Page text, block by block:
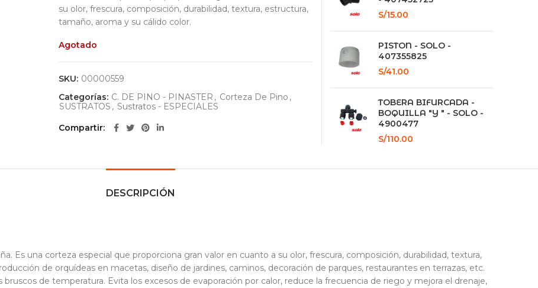
su olor, frescura, composición, durabilidad, textura, estructura,
tamaño, aroma y su cálido color.
Agotado
SKU: 00000559
Categorías: C. DE PINO - PINASTER , Corteza De Pino ,
SUSTRATOS , Sustratos - ESPECIALES
Compartir
S/15.00
PISTON - SOLO -
407355825
S/41.00
TOBERA BIFURCADA -
BOQUILLA "Y " - SOLO -
4900477
S/110.00
DESCRIPCIÓN
Es una corteza especial que proporciona gran valor en cuanto a su olor, frescura, composición, durabilidad, textura,
de orquídeas en macetas, diseño de jardines, caminos, decoración de parques, restaurantes en terrazas, etc.
de temperatura. Evita los excesos de evaporación por calor, reduce la frecuencia de riego y mejora el drenaje,